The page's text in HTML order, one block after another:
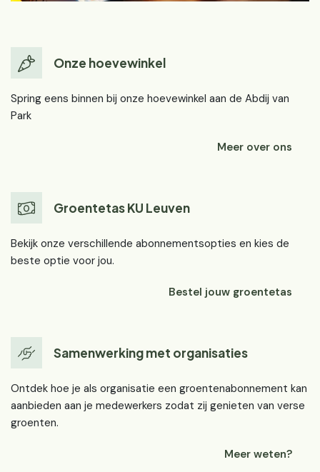
Onze hoevewinkel
Spring eens binnen bij onze hoevewinkel aan de Abdij van
Park
Meer over ons
Groentetas KU Leuven
Bekijk onze verschillende abonnementsopties en kies de
beste optie voor jou.
Bestel jouw groentetas
Samenwerking met organisaties
Ontdek hoe je als organisatie een groentenabonnement kan
aanbieden aan je medewerkers zodat zij genieten van verse
groenten.
Meer weten?